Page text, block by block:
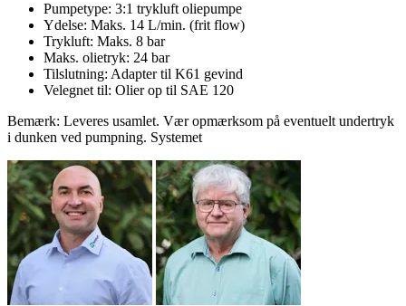
Pumpetype: 3:1 trykluft oliepumpe
Ydelse: Maks. 14 L/min. (frit flow)
Trykluft: Maks. 8 bar
Maks. olietryk: 24 bar
Tilslutning: Adapter til K61 gevind
Velegnet til: Olier op til SAE 120
Bemærk: Leveres usamlet. Vær opmærksom på eventuelt undertryk
i dunken ved pumpning. Systemet